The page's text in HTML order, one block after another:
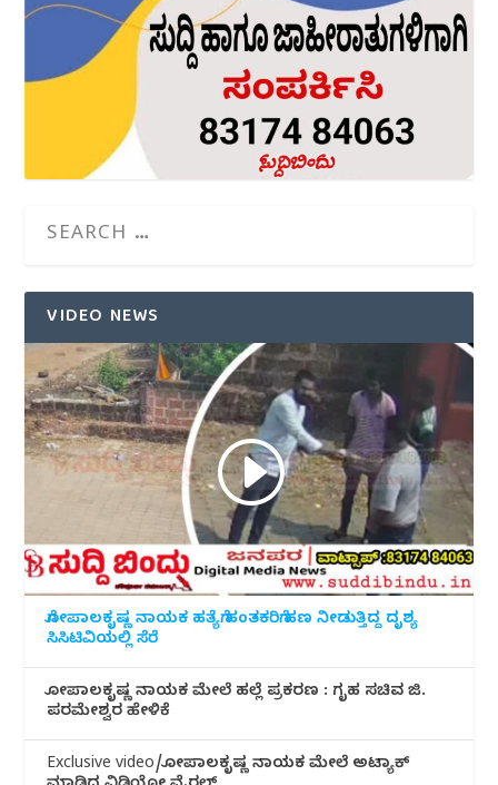
VIDEO NEWS
ಗೋಪಾಲಕೃಷ್ಣ ನಾಯಕ ಹತ್ಯೆಗೆ ಹಂತಕರಿಗೆ ಹಣ ನೀಡುತ್ತಿದ್ದ ದೃಶ್ಯ
ಸಿಸಿಟಿವಿಯಲ್ಲಿ ಸೆರೆ
ಗೋಪಾಲಕೃಷ್ಣ ನಾಯಕ ಮೇಲೆ ಹಲ್ಲೆ ಪ್ರಕರಣ : ಗೃಹ ಸಚಿವ ಜಿ.
ಪರಮೇಶ್ವರ ಹೇಳಿಕೆ
Exclusive video/ಗೋಪಾಲಕೃಷ್ಣ ನಾಯಕ ಮೇಲೆ ಅಟ್ಯಾಕ್